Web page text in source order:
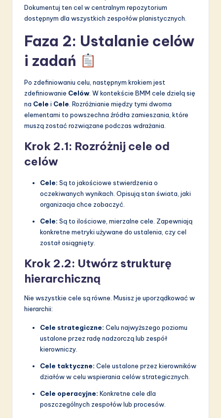
Dokumentuj ten cel w centralnym repozytorium
dostępnym dla wszystkich zespołów planistycznych.
Faza 2: Ustalanie celów
i zadań
Po zdefiniowaniu celu, następnym krokiem jest
zdefiniowanie Celów . W kontekście BMM cele dzielą się
na Cele i Cele . Rozróżnianie między tymi dwoma
elementami to powszechna źródła zamieszania, które
muszą zostać rozwiązane podczas wdrażania.
Krok 2.1: Rozróżnij cele od
celów
Cele: Są to jakościowe stwierdzenia o
oczekiwanych wynikach. Opisują stan świata, jaki
organizacja chce zobaczyć.
Cele: Są to ilościowe, mierzalne cele. Zapewniają
konkretne metryki używane do ustalenia, czy cel
został osiągnięty.
Krok 2.2: Utwórz strukturę
hierarchiczną
Nie wszystkie cele są równe. Musisz je uporządkować w
hierarchii:
Cele strategiczne: Celu najwyższego poziomu
ustalone przez radę nadzorczą lub zespół
kierowniczy.
Cele taktyczne: Cele ustalone przez kierowników
działów w celu wspierania celów strategicznych.
Cele operacyjne: Konkretne cele dla
poszczególnych zespołów lub procesów.